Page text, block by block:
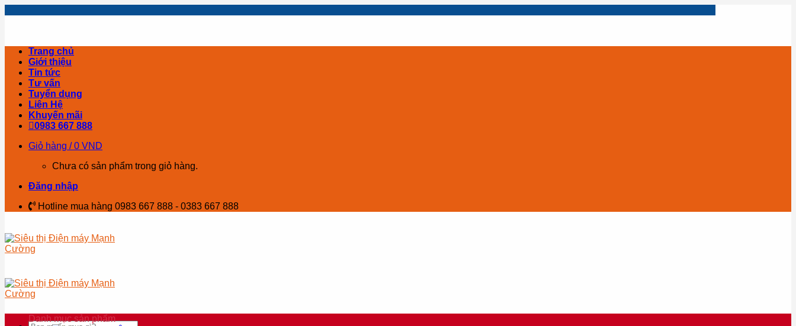
Trang chủ
Giới thiệu
Tin tức
Tư vấn
Tuyển dụng
Liên Hệ
Khuyến mãi
0983 667 888
Giỏ hàng /0 VND
Chưa có sản phẩm trong giỏ hàng.
Đăng nhập
Hotline mua hàng 0983 667 888 - 0383 667 888
Danh mục sản phẩm